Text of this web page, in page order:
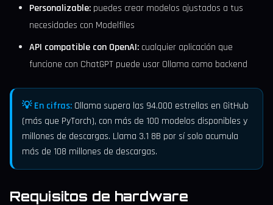
Personalizable: puedes crear modelos ajustados a tus
necesidades con Modelfiles
API compatible con OpenAI: cualquier aplicación que
funcione con ChatGPT puede usar Ollama como backend
💡 En cifras: Ollama supera las 94.000 estrellas en GitHub
(más que PyTorch), con más de 100 modelos disponibles y
millones de descargas. Llama 3.1 8B por sí solo acumula
más de 108 millones de descargas.
Requisitos de hardware